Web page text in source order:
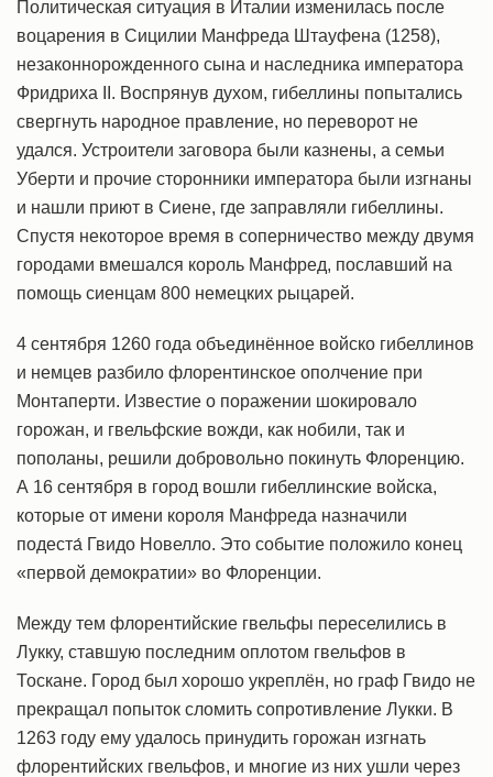
Политическая ситуация в Италии изменилась после
воцарения в Сицилии Манфреда Штауфена (1258),
незаконнорожденного сына и наследника императора
Фридриха II. Воспрянув духом, гибеллины попытались
свергнуть народное правление, но переворот не
удался. Устроители заговора были казнены, а семьи
Уберти и прочие сторонники императора были изгнаны
и нашли приют в Сиене, где заправляли гибеллины.
Спустя некоторое время в соперничество между двумя
городами вмешался король Манфред, пославший на
помощь сиенцам 800 немецких рыцарей.
4 сентября 1260 года объединённое войско гибеллинов
и немцев разбило флорентинское ополчение при
Монтаперти. Известие о поражении шокировало
горожан, и гвельфские вожди, как нобили, так и
пополаны, решили добровольно покинуть Флоренцию.
А 16 сентября в город вошли гибеллинские войска,
которые от имени короля Манфреда назначили
подеста́ Гвидо Новелло. Это событие положило конец
«первой демократии» во Флоренции.
Между тем флорентийские гвельфы переселились в
Лукку, ставшую последним оплотом гвельфов в
Тоскане. Город был хорошо укреплён, но граф Гвидо не
прекращал попыток сломить сопротивление Лукки. В
1263 году ему удалось принудить горожан изгнать
флорентийских гвельфов, и многие из них ушли через